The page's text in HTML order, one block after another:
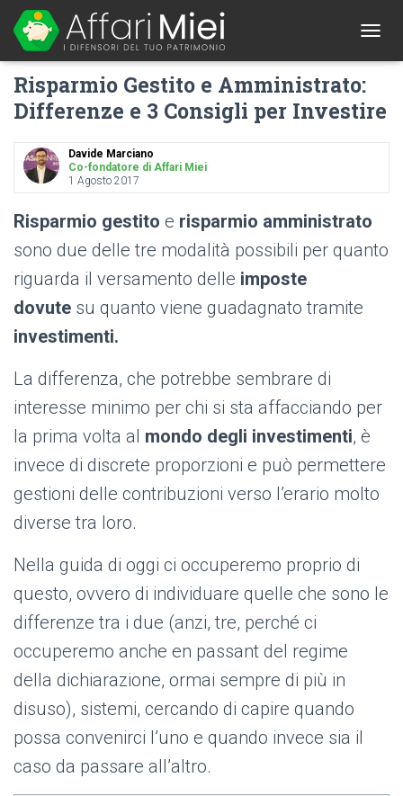
O
L
N
T
Risparmio Gestito e Amministrato:
Differenze e 3 Consigli per Investire
Davide Marciano
Co-fondatore di Affari Miei
1 Agosto 2017
Risparmio gestito e risparmio amministrato
sono due delle tre modalità possibili per quanto
riguarda il versamento delle imposte
dovute su quanto viene guadagnato tramite
investimenti.
La differenza, che potrebbe sembrare di
interesse minimo per chi si sta affacciando per
la prima volta al mondo degli investimenti, è
invece di discrete proporzioni e può permettere
gestioni delle contribuzioni verso l’erario molto
diverse tra loro.
Nella guida di oggi ci occuperemo proprio di
questo, ovvero di individuare quelle che sono le
differenze tra i due (anzi, tre, perché ci
occuperemo anche en passant del regime
della dichiarazione, ormai sempre di più in
disuso), sistemi, cercando di capire quando
possa convenirci l’uno e quando invece sia il
caso da passare all’altro.